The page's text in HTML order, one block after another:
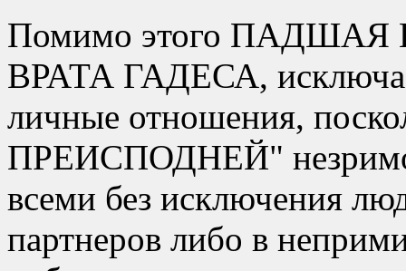
Помимо этого ПАДШАЯ
ВРАТА ГАДЕСА,
личные отношения,
ПРЕИСПОДНЕЙ
всеми без исключения
партнеров либо в